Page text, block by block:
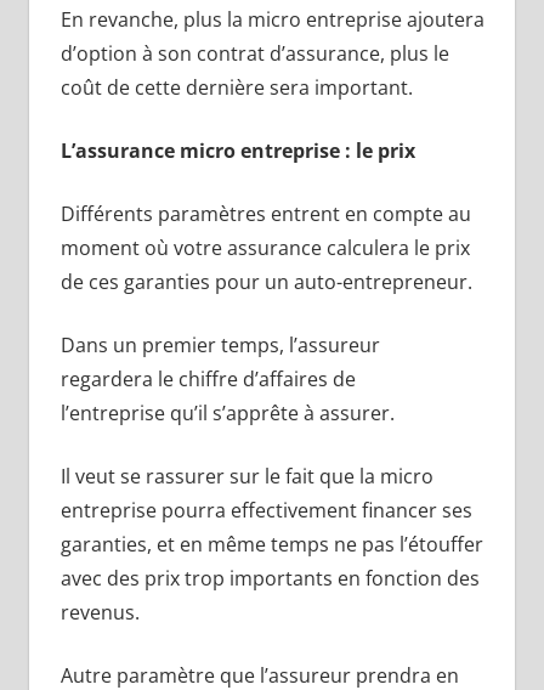
En revanche, plus la micro entreprise ajoutera
d’option à son contrat d’assurance, plus le
coût de cette dernière sera important.
L’assurance micro entreprise : le prix
Différents paramètres entrent en compte au
moment où votre assurance calculera le prix
de ces garanties pour un auto-entrepreneur.
Dans un premier temps, l’assureur
regardera le chiffre d’affaires de
l’entreprise qu’il s’apprête à assurer.
Il veut se rassurer sur le fait que la micro
entreprise pourra effectivement financer ses
garanties, et en même temps ne pas l’étouffer
avec des prix trop importants en fonction des
revenus.
Autre paramètre que l’assureur prendra en